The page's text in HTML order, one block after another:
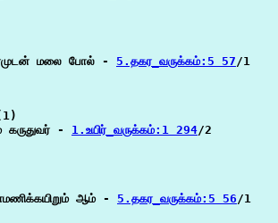
மலை போல் - 5.தகர_வருக்கம்:5 57/1
கருதுவர் - 1.உயிர்_வருக்கம்:1 294/2
ஆம் - 5.தகர_வருக்கம்:5 56/1